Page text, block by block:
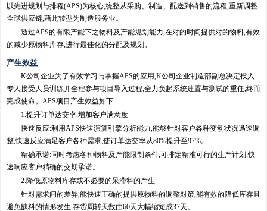
以先进规划与排程(APS)为核心,统整从采购、制造、配送到销售的流程,重新调整
全球供应链,藉此转型为制造服务业。
透过APS的有限产能下之物料及产能规划能力,在对的时间提供对的物料,有效
的减少原物料库存,进行最佳化的分配及规划。
产生效益
K公司企业为了有效学习与掌握APS的应用,K公司企业制造部副总决定投入
专人接受人员训练并全程参与项目导入过程,全力负起系统建置与测试的重任,终而
完成使命。APS项目产生效益如下:
1.提升订单达交率,增加客户满意度
快速反应:利用APS快速演算引擎分析能力,能够针对客户各种变动状况迅速调
整,快速反应满足客户各种需求,使订单达交率从80%提升至97%。
精确承诺:同时考虑各种物料及产能限制条件,可排定精准可行的生产计划,快
速响应客户精确的交期承诺。
2.降低原物料库存或不必要的呆滞料的产生
针对需求间的差异,能快速正确的提供原物料的调整对策,能有效的降低库存且
避免缺料的情形发生,存货周转天数由60天大幅缩短成37天。